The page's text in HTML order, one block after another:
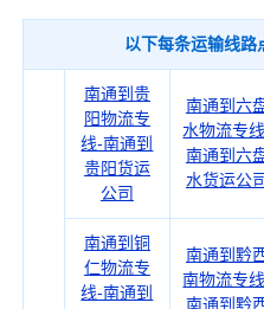
以下每条运输线路
南通到贵
阳物流专
线-南通到
贵阳货运
公司
南通到六
水物流专
南通到六
水货运公
南通到铜
仁物流专
线-南通到
南通到黔
南物流专
南通到黔